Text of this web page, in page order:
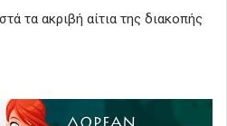
τα ακριβή αίτια της διακοπής